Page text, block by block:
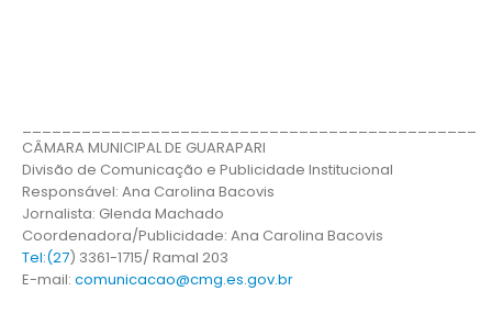
CÂMARA MUNICIPAL DE GUARAPARI
Divisão de Comunicação e Publicidade Institucional
Responsável: Ana Carolina Bacovis
Jornalista: Glenda Machado
Coordenadora/Publicidade: Ana Carolina Bacovis
Tel:(27) 3361-1715/ Ramal 203
E-mail: comunicacao@cmg.es.gov.br